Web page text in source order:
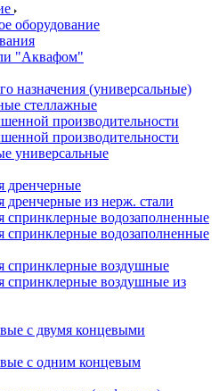
оборудование
"Аквафом"
назначения (универсальные)
стеллажные
производительности
производительности
универсальные
дренчерные
дренчерные из нерж. стали
спринклерные водозаполненные
спринклерные водозаполненные
спринклерные воздушные
спринклерные воздушные из
с двумя концевыми
с одним концевым